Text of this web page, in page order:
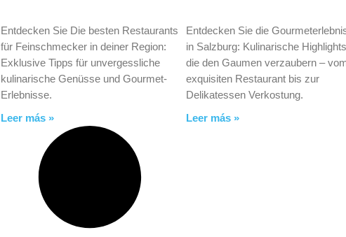
Entdecken Sie Die besten Restaurants
für Feinschmecker in deiner Region:
Exklusive Tipps für unvergessliche
kulinarische Genüsse und Gourmet-
Erlebnisse.
Leer más »
Entdecken Sie die
in Salzburg: Kulinarische
die den Gaumen verzaubern –
exquisiten Restaurant bis zur
Delikatessen Verkostung.
Leer más »